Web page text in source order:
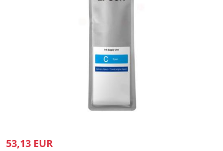
53,13 EUR